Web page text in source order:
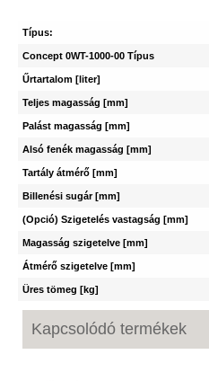
Típus:
Concept 0WT-1000-00 Típus
Űrtartalom [liter]
Teljes magasság [mm]
Palást magasság [mm]
Alsó fenék magasság [mm]
Tartály átmérő [mm]
Billenési sugár [mm]
(Opció) Szigetelés vastagság [mm]
Magasság szigetelve [mm]
Átmérő szigetelve [mm]
Üres tömeg [kg]
Kapcsolódó termékek